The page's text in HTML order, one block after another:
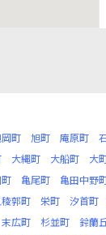
町 旭町 庵原町
大縄町 大船町 大
町 亀尾町 亀田中野
稜郭町 栄町 汐首町
末広町 杉並町 鈴蘭